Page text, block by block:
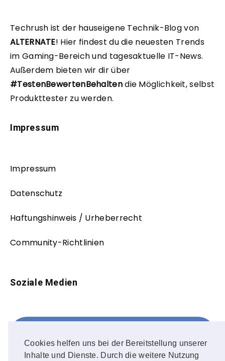
Cookies helfen uns bei der Bereitstellung unserer
Inhalte und Dienste. Durch die weitere Nutzung
Techrush ist der hauseigene Technik-Blog von
ALTERNATE! Hier findest du die neuesten Trends
im Gaming-Bereich und tagesaktuelle IT-News.
Außerdem bieten wir dir über
#TestenBewertenBehaltendie Möglichkeit, selbst
Produkttester zu werden.
Impressum
Impressum
Datenschutz
Haftungshinweis / Urheberrecht
Community-Richtlinien
Soziale Medien
FOLLOW ME!